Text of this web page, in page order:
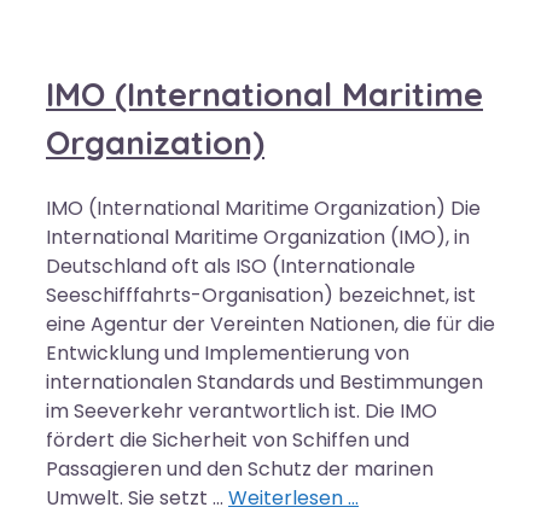
IMO (International Maritime
Organization)
IMO (International Maritime Organization) Die
International Maritime Organization (IMO), in
Deutschland oft als ISO (Internationale
Seeschifffahrts-Organisation) bezeichnet, ist
eine Agentur der Vereinten Nationen, die für die
Entwicklung und Implementierung von
internationalen Standards und Bestimmungen
im Seeverkehr verantwortlich ist. Die IMO
fördert die Sicherheit von Schiffen und
Passagieren und den Schutz der marinen
Umwelt. Sie setzt … Weiterlesen …